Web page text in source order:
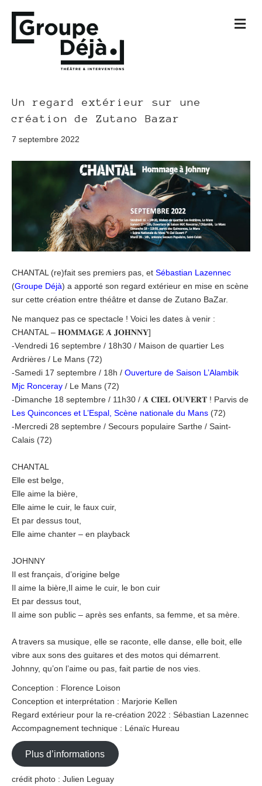
M
Un regard extérieur sur une
création de Zutano Bazar
7 septembre 2022
CHANTAL (re)fait ses premiers pas, et Sébastian Lazennec
(Groupe Déjà) a apporté son regard extérieur en mise en scène
sur cette création entre théâtre et danse de Zutano BaZar.
Ne manquez pas ce spectacle ! Voici les dates à venir :
CHANTAL – 𝐇𝐎𝐌𝐌𝐀𝐆𝐄 𝐀̀ 𝐉𝐎𝐇𝐍𝐍𝐘]
-Vendredi 16 septembre / 18h30 / Maison de quartier Les
Ardrières / Le Mans (72)
-Samedi 17 septembre / 18h / Ouverture de Saison L’Alambik
Mjc Ronceray / Le Mans (72)
-Dimanche 18 septembre / 11h30 / 𝐀̀ 𝐂𝐈𝐄𝐋 𝐎𝐔𝐕𝐄𝐑𝐓 ! Parvis de
Les Quinconces et L’Espal, Scène nationale du Mans (72)
-Mercredi 28 septembre / Secours populaire Sarthe / Saint-
Calais (72)
CHANTAL
Elle est belge,
Elle aime la bière,
Elle aime le cuir, le faux cuir,
Et par dessus tout,
Elle aime chanter – en playback
JOHNNY
Il est français, d’origine belge
Il aime la bière,Il aime le cuir, le bon cuir
Et par dessus tout,
Il aime son public – après ses enfants, sa femme, et sa mère.
A travers sa musique, elle se raconte, elle danse, elle boit, elle
vibre aux sons des guitares et des motos qui démarrent.
Johnny, qu’on l’aime ou pas, fait partie de nos vies.
Conception : Florence Loison
Conception et interprétation : Marjorie Kellen
Regard extérieur pour la re-création 2022 : Sébastian Lazennec
Accompagnement technique : Lénaïc Hureau
Plus d’informations
crédit photo : Julien Leguay